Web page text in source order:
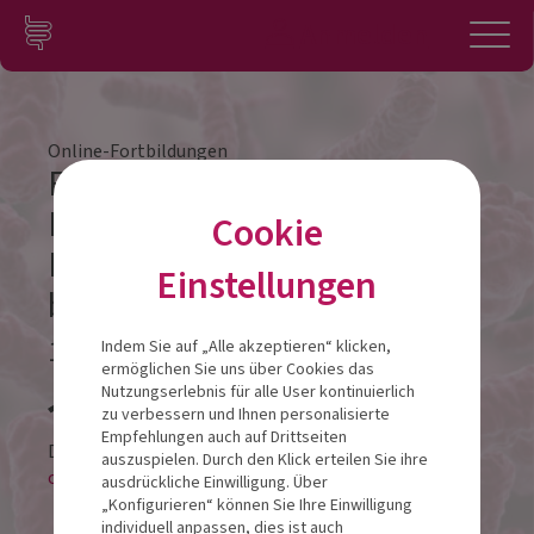
Zum Inhalt springen
Konto
Online-Fortbildungen
Funktionsweise von
Bakterien – wie das
Mikrobiom unser Leben
beeinflusst
11.05.2026
Diese Veranstaltung findet als
online-LIVESTREAM statt.
Cookie
Einstellungen
Indem Sie auf „Alle akzeptieren“ klicken,
ermöglichen Sie uns über Cookies das
Nutzungserlebnis für alle User kontinuierlich
zu verbessern und Ihnen personalisierte
Empfehlungen auch auf Drittseiten
auszuspielen. Durch den Klick erteilen Sie ihre
ausdrückliche Einwilligung. Über
„Konfigurieren“ können Sie Ihre Einwilligung
individuell anpassen, dies ist auch